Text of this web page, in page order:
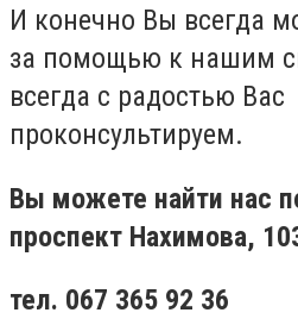
И конечно Вы всегда
за помощью к нашим
всегда с радостью Вас
проконсультируем.
Вы можете найти нас
проспект Нахимова,
тел. 067 365 92 36